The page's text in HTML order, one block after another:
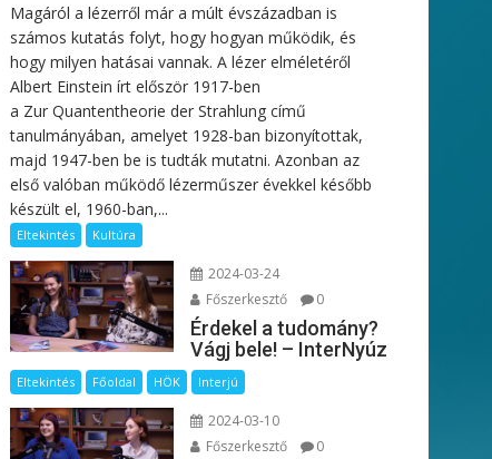
Magáról a lézerről már a múlt évszázadban is
számos kutatás folyt, hogy hogyan működik, és
hogy milyen hatásai vannak. A lézer elméletéről
Albert Einstein írt először 1917-ben
a Zur Quantentheorie der Strahlung című
tanulmányában, amelyet 1928-ban bizonyítottak,
majd 1947-ben be is tudták mutatni. Azonban az
első valóban működő lézerműszer évekkel később
készült el, 1960-ban,...
Eltekintés Kultúra
2024-03-24
Főszerkesztő
0
Érdekel a tudomány?
Vágj bele! – InterNyúz
Eltekintés Főoldal HÖK Interjú
2024-03-10
Főszerkesztő
0